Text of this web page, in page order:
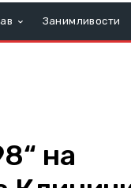
Занимливости
на